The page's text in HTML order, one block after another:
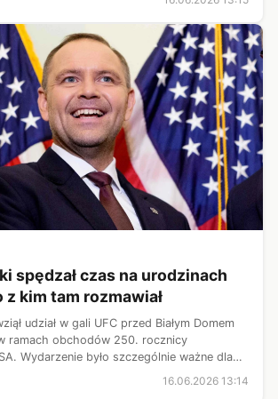
spędzał czas na urodzinach
z kim tam rozmawiał
udział w gali UFC przed Białym Domem
ramach obchodów 250. rocznicy
Wydarzenie było szczególnie ważne dla
odbywało się w dniu jego 80.
samolotem, jak i...
16.06.2026 13:14